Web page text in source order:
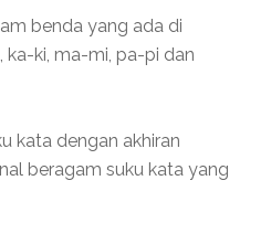
benda yang ada di
ka-ki, ma-mi, pa-pi dan
kata dengan akhiran
beragam suku kata yang